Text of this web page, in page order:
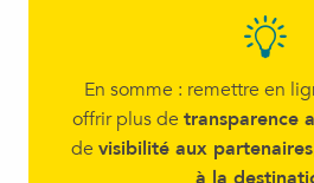
En somme : remettre en
offrir plus de transparence
de visibilité aux partenaires